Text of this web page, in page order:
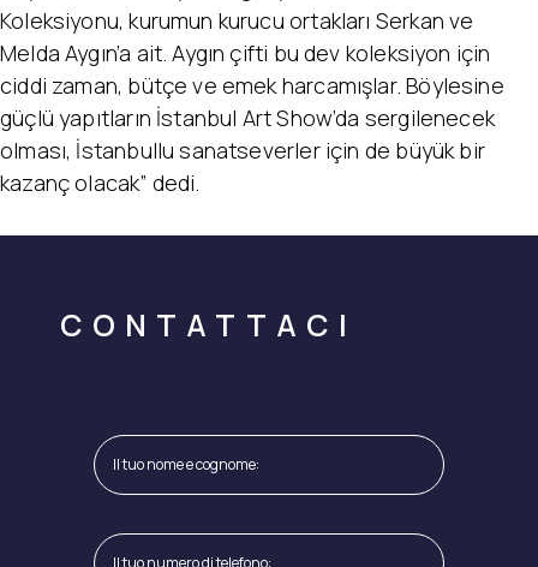
Koleksiyonu, kurumun kurucu ortakları Serkan ve
Melda Aygın’a ait. Aygın çifti bu dev koleksiyon için
ciddi zaman, bütçe ve emek harcamışlar. Böylesine
güçlü yapıtların İstanbul Art Show’da sergilenecek
olması, İstanbullu sanatseverler için de büyük bir
kazanç olacak” dedi.
CONTATTACI